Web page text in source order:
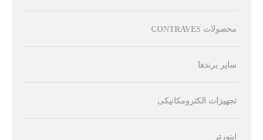
محصولات CONTRAVES
سایر برندها
تجهیزات الکترومکانیکی
اینورتر